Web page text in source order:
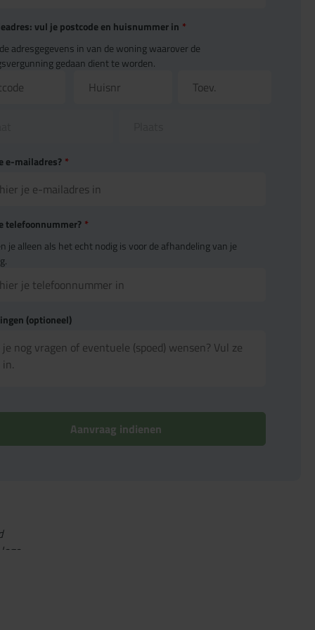
vul je postcode en huisnummer in *
adresgegevens in van de woning waarover de
gedaan dient te worden.
e-mailadres? *
telefoonnummer? *
je alleen als het echt nodig is voor de afhandeling van je
(optioneel)
Aanvraag indienen